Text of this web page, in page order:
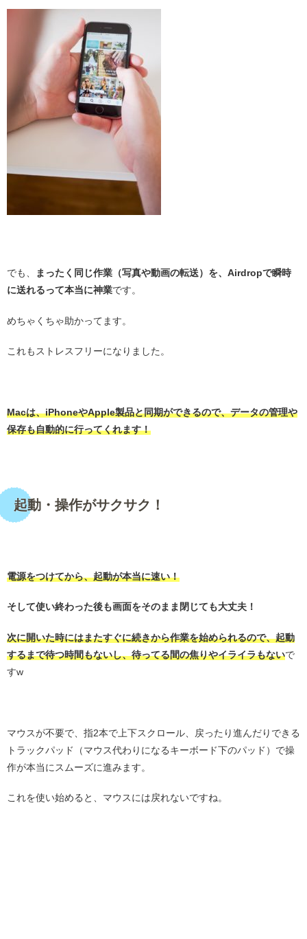
でも、
まったく同じ作業（写真や動画の転送）を、Airdropで瞬時
に送れるって本当に神業です。
めちゃくちゃ助かってます。
これもストレスフリーになりました。
Macは、iPhoneやApple製品と同期ができるので、データの管理や
保存も自動的に行ってくれます！
起動・操作がサクサク！
電源をつけてから、起動が本当に速い！
そして使い終わった後も画面をそのまま閉じても大丈夫！
次に開いた時にはまたすぐに続きから作業を始められるので、起動
するまで待つ時間もないし、待ってる間の焦りやイライラもないで
すw
マウスが不要で、指2本で上下スクロール、戻ったり進んだりできる
トラックパッド（マウス代わりになるキーボード下のパッド）で操
作が本当にスムーズに進みます。
これを使い始めると、マウスには戻れないですね。